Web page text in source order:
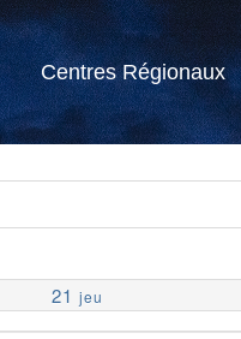
Centres Régionaux
21 jeu